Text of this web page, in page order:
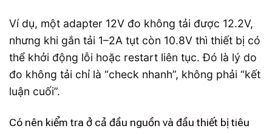
Ví dụ, một adapter 12V đo không tải được 12.2V,
nhưng khi gắn tải 1–2A tụt còn 10.8V thì thiết bị có
thể khởi động lỗi hoặc restart liên tục. Đó là lý do
đo không tải chỉ là “check nhanh”, không phải “kết
luận cuối”.
Có nên kiểm tra ở cả đầu nguồn và đầu thiết bị tiêu